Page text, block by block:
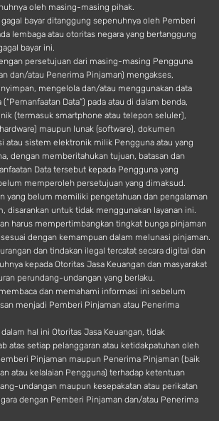
oleh masing-masing pihak.
bayar ditanggung sepenuhnya oleh Pemberi
lembaga atau otoritas negara yang bertanggung
bayar ini.
persetujuan dari masing-masing Pengguna
dan/atau Penerima Pinjaman) mengakses,
mengelola dan/atau menggunakan data
Data”) pada atau di dalam benda,
(termasuk smartphone atau telepon seluler),
maupun lunak (software), dokumen
atau sistem elektronik milik Pengguna atau yang
dengan memberitahukan tujuan, batasan dan
Data tersebut kepada Pengguna yang
memperoleh persetujuan yang dimaksud.
yang belum memiliki pengetahuan dan pengalaman
disarankan untuk tidak menggunakan layanan ini.
harus mempertimbangkan tingkat bunga pinjaman
dengan kemampuan dalam melunasi pinjaman.
dan tindakan ilegal tercatat secara digital dan
kepada Otoritas Jasa Keuangan dan masyarakat
perundang-undangan yang berlaku.
dan memahami informasi ini sebelum
menjadi Pemberi Pinjaman atau Penerima
hal ini Otoritas Jasa Keuangan, tidak
atas setiap pelanggaran atau ketidakpatuhan oleh
Pinjaman maupun Penerima Pinjaman (baik
atau kelalaian Pengguna) terhadap ketentuan
undangan maupun kesepakatan atau perikatan
dengan Pemberi Pinjaman dan/atau Penerima